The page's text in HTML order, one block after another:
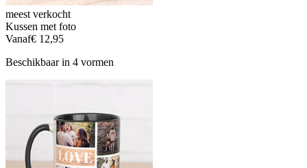
meest verkocht
Kussen met foto
Vanaf€ 12,95
Beschikbaar in 4 vormen